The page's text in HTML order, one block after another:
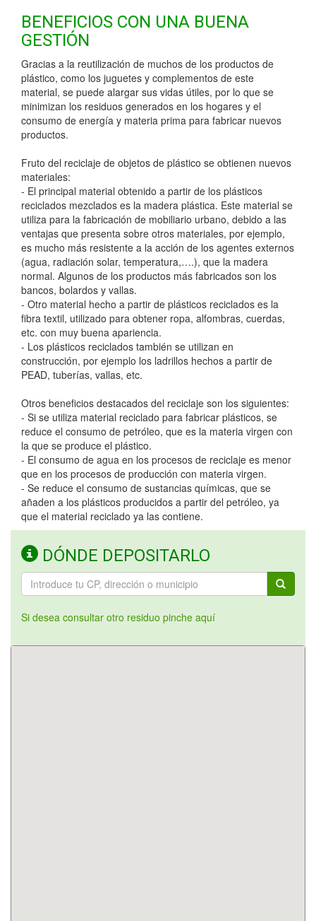
BENEFICIOS CON UNA BUENA
GESTIÓN
Gracias a la reutilización de muchos de los productos de
plástico, como los juguetes y complementos de este
material, se puede alargar sus vidas útiles, por lo que se
minimizan los residuos generados en los hogares y el
consumo de energía y materia prima para fabricar nuevos
productos.
Fruto del reciclaje de objetos de plástico se obtienen nuevos
materiales:
- El principal material obtenido a partir de los plásticos
reciclados mezclados es la madera plástica. Este material se
utiliza para la fabricación de mobiliario urbano, debido a las
ventajas que presenta sobre otros materiales, por ejemplo,
es mucho más resistente a la acción de los agentes externos
(agua, radiación solar, temperatura,….), que la madera
normal. Algunos de los productos más fabricados son los
bancos, bolardos y vallas.
- Otro material hecho a partir de plásticos reciclados es la
fibra textil, utilizado para obtener ropa, alfombras, cuerdas,
etc. con muy buena apariencia.
- Los plásticos reciclados también se utilizan en
construcción, por ejemplo los ladrillos hechos a partir de
PEAD, tuberías, vallas, etc.
Otros beneficios destacados del reciclaje son los siguientes:
- Si se utiliza material reciclado para fabricar plásticos, se
reduce el consumo de petróleo, que es la materia virgen con
la que se produce el plástico.
- El consumo de agua en los procesos de reciclaje es menor
que en los procesos de producción con materia virgen.
- Se reduce el consumo de sustancias químicas, que se
añaden a los plásticos producidos a partir del petróleo, ya
que el material reciclado ya las contiene.
DÓNDE DEPOSITARLO
Si desea consultar otro residuo pinche aquí